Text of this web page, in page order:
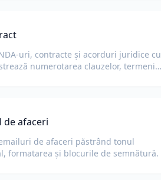
uri, contracte și acorduri juridice cu
numerotarea clauzelor, termenii
de afaceri
de afaceri păstrând tonul
formatarea și blocurile de semnătură.